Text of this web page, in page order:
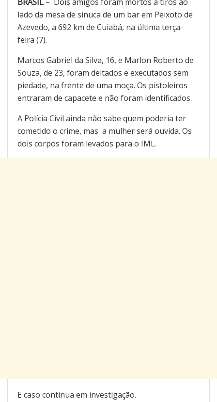
lado da mesa de sinuca de um bar em Peixoto de
Azevedo, a 692 km de Cuiabá, na última terça-
feira (7).
Marcos Gabriel da Silva, 16, e Marlon Roberto de
Souza, de 23, foram deitados e executados sem
piedade, na frente de uma moça. Os pistoleiros
entraram de capacete e não foram identificados.
A Polícia Civil ainda não sabe quem poderia ter
cometido o crime, mas a mulher será ouvida. Os
dois corpos foram levados para o IML.
E caso continua em investigação.